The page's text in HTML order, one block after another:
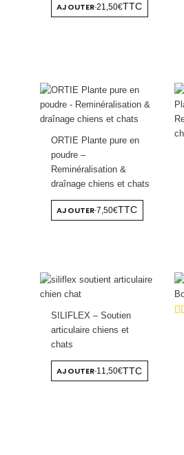
AJOUTER-21,50€TTC
ORTIE Plante pure en
poudre –
Reminéralisation &
draînage chiens et chats
AJOUTER-7,50€TTC
SILIFLEX – Soutien
articulaire chiens et
chats
AJOUTER-11,50€TTC